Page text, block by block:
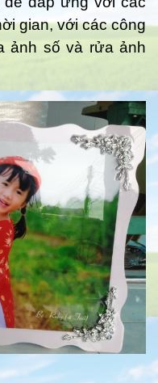
gian, với các công
ảnh số và rửa ảnh